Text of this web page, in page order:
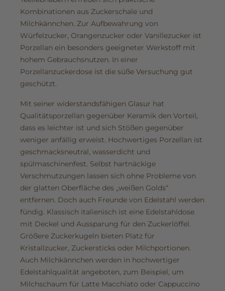
Kombinationen aus Zuckerschale und
Milchkännchen. Zur Aufbewahrung von
Würfelzucker, Orangenzucker oder Vanillezucker ist
Porzellan ein besonders geeigneter Werkstoff mit
hohem Gebrauchsnutzen. In einer
Porzellanzuckerdose ist die süße Versuchung gut
geschützt.
Mit seiner widerstandsfähigen Glasur hat
Qualitätsporzellan gegenüber Keramik den Vorteil,
dass es leichter ist und sich Stößen gegenüber
weniger anfällig erweist. Hochwertiges Porzellan ist
geschmacksneutral, wasserdicht und
spülmaschinenfest. Selbst hartnäckige
Verschmutzungen lassen sich ohne Probleme von
der glatten Oberfläche des „weißen Golds“
entfernen. Doch auch Freunde von Edelstahl werden
fündig. Klassisch italienisch ist eine Edelstahldose
mit Deckel und Aussparung für den Zuckerlöffel.
Größere Zuckerkugeln bieten Platz für
Kristallzucker, Zuckersticks oder Milchportionen.
Auch Milchkännchen werden in hochwertiger
Edelstahlqualität angeboten, zum Beispiel, um
Milchschaum für Latte Macchiato oder Cappuccino